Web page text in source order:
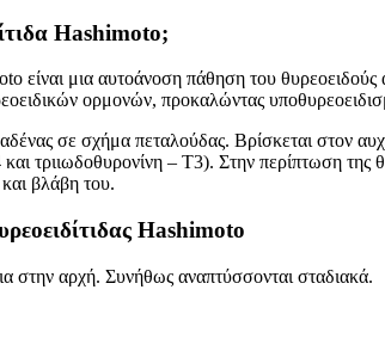
Hashimoto;
είναι μια αυτοάνοση πάθηση του
ορμονών, προκαλώντας
σε σχήμα πεταλούδας. Βρίσκεται στον
τριιωδοθυρονίνη – T3). Στην περίπτωση της
βλάβη του.
Hashimoto
στην αρχή. Συνήθως αναπτύσσονται σταδιακά.